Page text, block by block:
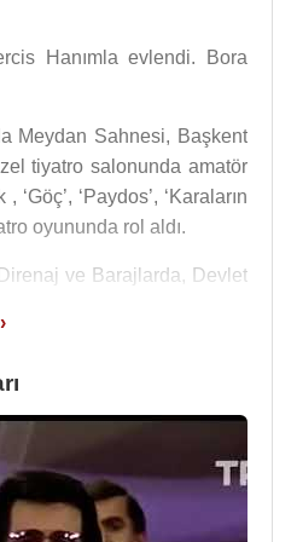
Hanımla evlendi. Bora
Meydan Sahnesi, Başkent
tiyatro salonunda amatör
‘Paydos’, ‘Karaların
oyununda rol aldı.
ve Barajlarda, Devlet
kaldı, Mali ve İdari
Musiki Cemiyetine
solfej ve repertuar çalıştı.
üniversite talebesiyken ilk
musiki yoktu hayatında.